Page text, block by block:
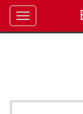
Toggle
navigation